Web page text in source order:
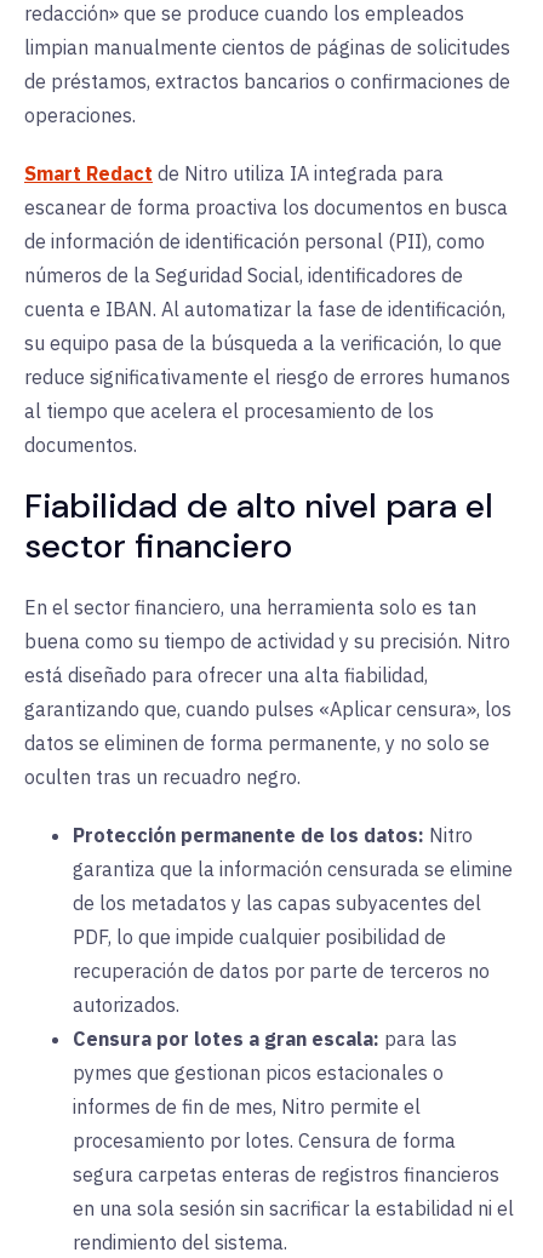
redacción» que se produce cuando los empleados
limpian manualmente cientos de páginas de solicitudes
de préstamos, extractos bancarios o confirmaciones de
operaciones.
Smart Redact de Nitro utiliza IA integrada para
escanear de forma proactiva los documentos en busca
de información de identificación personal (PII), como
números de la Seguridad Social, identificadores de
cuenta e IBAN. Al automatizar la fase de identificación,
su equipo pasa de la búsqueda a la verificación, lo que
reduce significativamente el riesgo de errores humanos
al tiempo que acelera el procesamiento de los
documentos.
Fiabilidad de alto nivel para el
sector financiero
En el sector financiero, una herramienta solo es tan
buena como su tiempo de actividad y su precisión. Nitro
está diseñado para ofrecer una alta fiabilidad,
garantizando que, cuando pulses «Aplicar censura», los
datos se eliminen de forma permanente, y no solo se
oculten tras un recuadro negro.
Protección permanente de los datos: Nitro
garantiza que la información censurada se elimine
de los metadatos y las capas subyacentes del
PDF, lo que impide cualquier posibilidad de
recuperación de datos por parte de terceros no
autorizados.
Censura por lotes a gran escala: para las
pymes que gestionan picos estacionales o
informes de fin de mes, Nitro permite el
procesamiento por lotes. Censura de forma
segura carpetas enteras de registros financieros
en una sola sesión sin sacrificar la estabilidad ni el
rendimiento del sistema.